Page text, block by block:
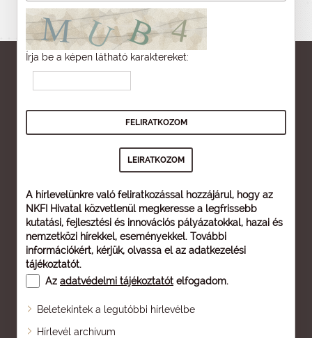
Írja be a képen látható karaktereket:
A hírlevelünkre való feliratkozással hozzájárul, hogy az
NKFI Hivatal közvetlenül megkeresse a legfrissebb
kutatási, fejlesztési és innovációs pályázatokkal, hazai és
nemzetközi hírekkel, eseményekkel. További
információkért, kérjük, olvassa el az adatkezelési
tájékoztatót.
Az adatvédelmi tájékoztatót elfogadom.
Beletekintek a legutóbbi hírlevélbe
Hírlevél archívum
Oldaltérkép